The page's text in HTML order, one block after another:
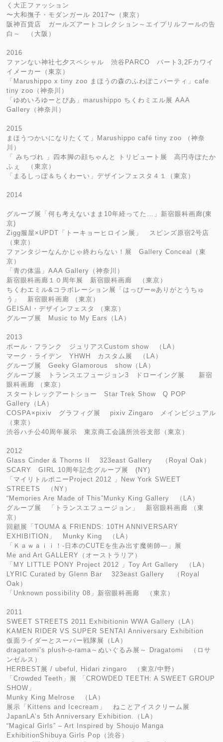
く大正ファッション
〜大和撫子・モダンガール 2017〜（東京）
阪神百貨店 ガールズアートコレクション～エイプリルフールの告
白～ （大阪）
2016
ファンない神社七夕スペシャル 渋谷PARCO パート3,2Fカワイ
イメーカー（東京）
「Marushippo x tiny zoo まほうの森のふわぽこパーティ」cafe
tiny zoo（神奈川）
「ゆめいろゆーとぴあ」marushippo ちくわミエル展 AAA
Gallery（神奈川）
2015
まほうつかいになりたくて」Marushippo café tiny zoo （神奈
川）
「 みちづれ 」四本脚の顔ちゃんと トリビュート展 高円寺ぽたか
ふぇ （東京）
「まるしっぽ＆ちくわーい」デザインフェスタ４１（東京）
2014
グループ展「何も考えないまま10年経ってた…」新宿眼科画廊(東
京)
Zigg服屋×UPDT「トーキョーヒロイン展」 スピンズ原宿2号店
（東京）
ファンタジーなんかじゃ終わらない！展 Gallery Conceal（東
京）
「青の体温」AAA Gallery（神奈川）
新宿眼科画廊１０周年展 新宿眼科画廊 （東京）
ちくわエミル&コラボレーション展「はっぴー∞ありがとうちゅ
う」 新宿眼科画廊 （東京）
GEISAI・デザインフェスタ （東京）
グループ展 Music to My Ears（LA）
2013
ポール・フランク ジュリアスCustom show （LA）
マーク・ライデン YHWH カスタム展 （LA）
グループ展 Geeky Glamorous show（LA）
グループ展 トランスエフュージョン3 ドローイング展 新宿
眼科画廊 （東京）
スタートレックアートショー Star Trek Show Q POP
Gallery（LA）
COSPA×pixiv グラフィグ展 ​pixiv Zingaro メインビジュアル
（東京）
渋谷ハチ公40周年展示 東京商工会議所渋谷支部（東京）
2012
Glass Cinder & Thorns II 323east Gallery （Royal Oak）
SCARY GIRL 10周年記念グループ展 (NY)
「マイリトルポニーProject 2012 」New York SWEET
STREETS （NY）
“Memories Are Made of This”Munky King Gallery （LA）
グループ展 「トランスエフュージョン」 新宿眼科画廊 （東
京）
回顧展「TOUMA & FRIENDS: 10TH ANNIVERSARY
EXHIBITION」 Munky King （LA）
「Ｋａｗａｉｉ！‐日本のCUTEを生み出す魔術師—」展
Me and Art GALLERY（オーストラリア）
「MY LITTLE PONY Project 2012 」Toy Art Gallery （LA）
LYRIC Curated by Glenn Bar 323east Gallery （Royal
Oak）
「Unknown possibility 08」新宿眼科画廊 （東京）
2011
SWEET STREETS 2011 Exhibitionin WWA Gallery（LA）
KAMEN RIDER VS SUPER SENTAI Anniversary Exhibition
仮面ライダーとスーパー戦隊展（LA）
dragatomi’s plush-o-rama～ぬいぐるみ展～ Dragatomi （ロサ
ンゼルス）
HERBEST展 / ubeful, Hidari zingaro （東京/中野）
「Crowded Teeth」展 「CROWDED TEETH: A SWEET GROUP
SHOW」
Munky King Melrose （LA）
展示「Kittens and Icecream」 ねことアイスクリーム展
JapanLA’s 5th Anniversary Exhibition.（LA）
“Magical Girls” – Art Inspired by Shoujo Manga
ExhibitionShibuya Girls Pop（渋谷）